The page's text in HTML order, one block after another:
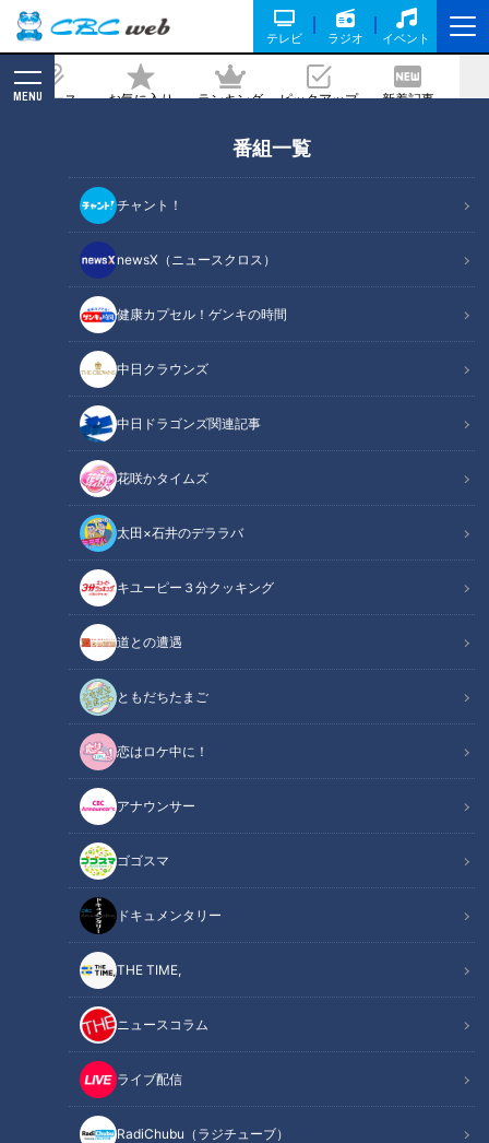
テレビ ラジオ イベント
ニュース お気に入り ランキング ピックアップ 新着記事
MENU
番組一覧
チャント！
newsX（ニュースクロス）
健康カプセル！ゲンキの時間
中日クラウンズ
中日ドラゴンズ関連記事
花咲かタイムズ
太田×石井のデララバ
キユーピー３分クッキング
道との遭遇
ともだちたまご
恋はロケ中に！
アナウンサー
ゴゴスマ
ドキュメンタリー
THE TIME,
ニュースコラム
ライブ配信
RadiChubu（ラジチューブ）
すごすぎた…
2024/11/07 17:24
道との遭遇
「道との遭遇」動画
声は道マニア・ 松村真人さんです
『歩道・車道バラエティ 道との遭遇』は
CBCテレビ 毎週火曜23:56～
★見逃し配信【TVer】
https://tver.jp/series/sr4jyby1u3
★見逃し配信【Locipo】
https://locipo.jp/playlist/70415aa2-c481-4078-813a-
360c83668bdb
---------
🚗「歩道・車道バラエティ 道との遭遇」番組公式X
https://twitter.com/cbc_michi
🚗「歩道・車道バラエティ 道との遭遇」公式サイト
https://hicbc.com/tv/michi/